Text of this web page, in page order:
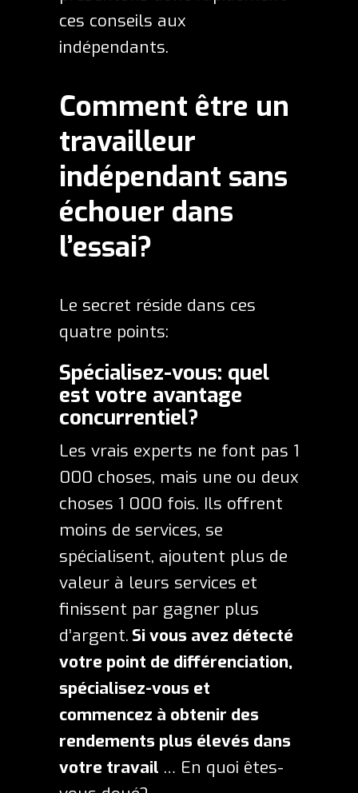
ces conseils aux
indépendants.
Comment être un
travailleur
indépendant sans
échouer dans
l’essai?
Le secret réside dans ces
quatre points:
Spécialisez-vous: quel
est votre avantage
concurrentiel?
Les vrais experts ne font pas 1
000 choses, mais une ou deux
choses 1 000 fois. Ils offrent
moins de services, se
spécialisent, ajoutent plus de
valeur à leurs services et
finissent par gagner plus
d’argent. Si vous avez détecté
votre point de différenciation,
spécialisez-vous et
commencez à obtenir des
rendements plus élevés dans
votre travail … En quoi êtes-